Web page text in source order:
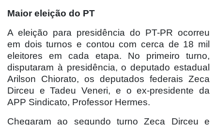
Maior eleição do PT
A eleição para presidência do PT-PR ocorreu
em dois turnos e contou com cerca de 18 mil
eleitores em cada etapa. No primeiro turno,
disputaram à presidência, o deputado estadual
Arilson Chiorato, os deputados federais Zeca
Dirceu e Tadeu Veneri, e o ex-presidente da
APP Sindicato, Professor Hermes.
Chegaram ao segundo turno Zeca Dirceu e